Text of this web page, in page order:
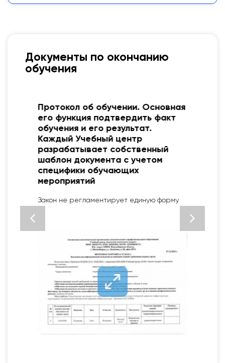
Документы по окончанию
обучения
Протокол об обучении. Основная
его функция подтвердить факт
обучения и его результат.
Каждый Учебный центр
разрабатывает собственный
шаблон документа с учетом
специфики обучающих
мероприятий
Закон не регламентирует единую форму